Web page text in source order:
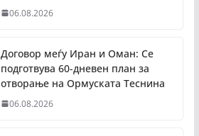
06.08.2026
Договор меѓу Иран и Оман: Се
подготвува 60-дневен план за
отворање на Ормуската Теснина
06.08.2026